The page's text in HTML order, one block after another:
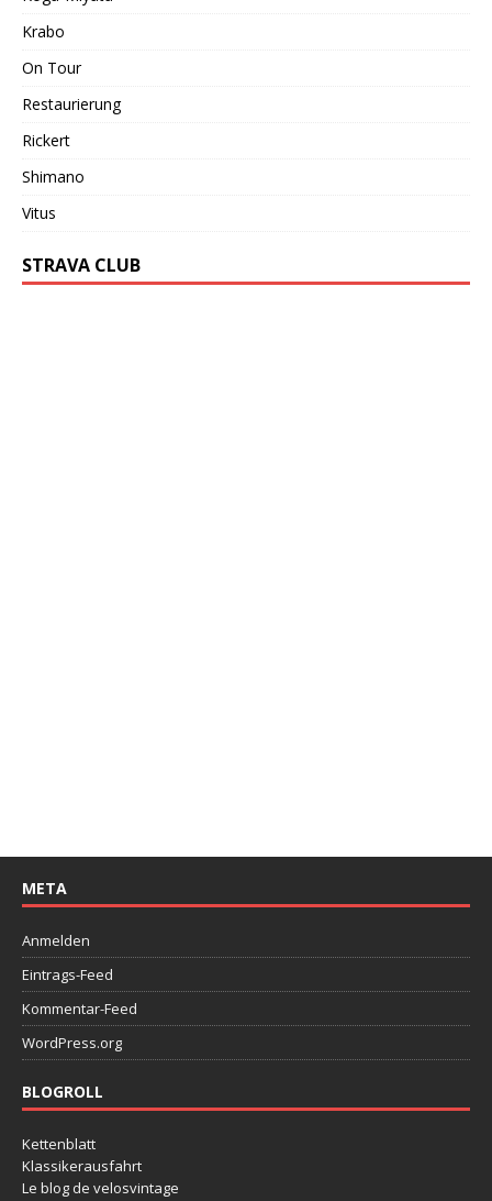
Krabo
On Tour
Restaurierung
Rickert
Shimano
Vitus
STRAVA CLUB
META
Anmelden
Eintrags-Feed
Kommentar-Feed
WordPress.org
BLOGROLL
Kettenblatt
Klassikerausfahrt
Le blog de velosvintage